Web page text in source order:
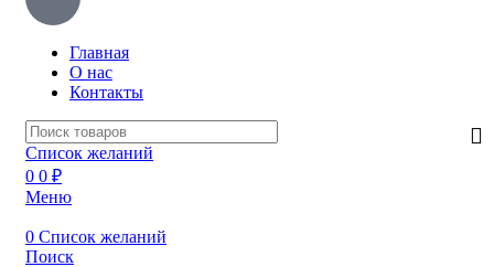
Главная
О нас
Контакты
Список желаний
0 0 ₽
Меню
0 Список желаний
Поиск